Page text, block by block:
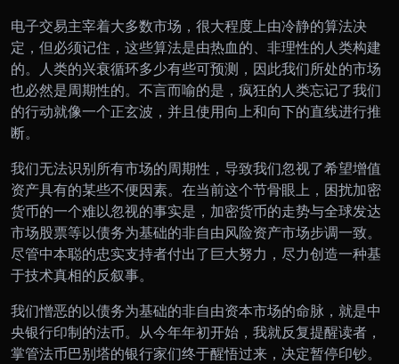
电子交易主宰着大多数市场，很大程度上由冷静的算法决
定，但必须记住，这些算法是由热血的、非理性的人类构建
的。人类的兴衰循环多少有些可预测，因此我们所处的市场
也必然是周期性的。不言而喻的是，疯狂的人类忘记了我们
的行动就像一个正玄波，并且使用向上和向下的直线进行推
断。
我们无法识别所有市场的周期性，导致我们忽视了希望增值
资产具有的某些不便因素。在当前这个节骨眼上，困扰加密
货币的一个难以忽视的事实是，加密货币的走势与全球发达
市场股票等以债务为基础的非自由风险资产市场步调一致。
尽管中本聪的忠实支持者付出了巨大努力，尽力创造一种基
于技术真相的反叙事。
我们憎恶的以债务为基础的非自由资本市场的命脉，就是中
央银行印制的法币。从今年年初开始，我就反复提醒读者，
掌管法币巴别塔的银行家们终于醒悟过来，决定暂停印钞。